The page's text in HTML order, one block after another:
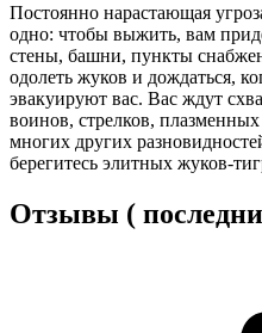
Постоянно нарастающая
одно: чтобы выжить, вам
стены, башни, пункты
одолеть жуков и дождаться,
эвакуируют вас. Вас ждут
воинов, стрелков,
многих других
берегитесь элитных жуков-
Отзывы (